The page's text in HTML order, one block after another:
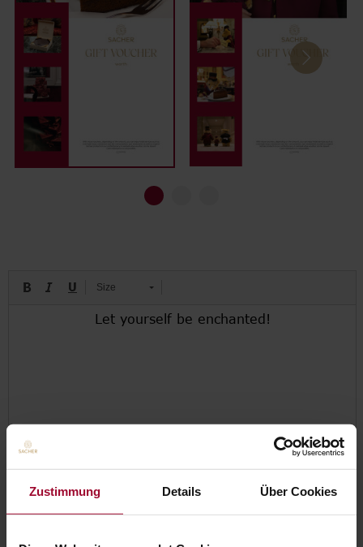
Zustimmung Details Über Cookies
Next
Go to slide 1
Size